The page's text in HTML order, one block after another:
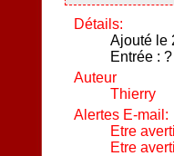
Détails:
Ajouté le
Entrée : ?
Auteur
Thierry
Alertes E-mail:
Etre
Etre